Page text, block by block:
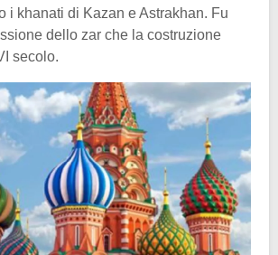
i khanati di Kazan e Astrakhan. Fu
dello zar che la costruzione
secolo.